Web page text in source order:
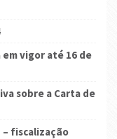
em vigor até 16 de
sobre a Carta de
– fiscalização